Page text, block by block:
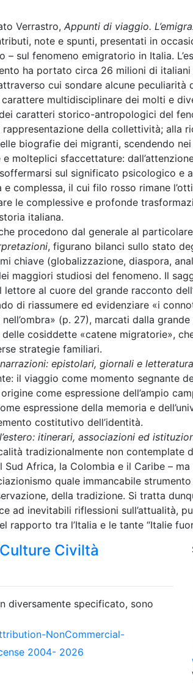
Verrastro, Appunti di viaggio.
note e spunti, presentati in
– sul fenomeno emigratorio in Italia.
ha portato circa 26 milioni di
cui sondare alcune peculiarità
multidisciplinare dei molti e
caratteri storico-antropologici del
della collettività; alla
biografie dei migranti, scendendo
molteplici sfaccettature:
sul significato psicologico e
complessa, il cui filo rosso rimane
le complessive e profonde
italiana.
procedono dal generale al
, figurano bilanci sullo stato
chiave (globalizzazione, diaspora,
maggiori studiosi del fenomeno. Il
al cuore del grande racconto
di riassumere ed evidenziare «i
(p. 27), marcati dalla
cosiddette «catene migratorie»,
strategie familiari.
epistolari, giornali e letteratura
il viaggio come momento segnante
come espressione dell’ampio
espressione della memoria e
costitutivo dell’identità.
itinerari, associazioni ed
tradizionalmente non contemplate
Sud Africa, la Colombia e il Caribe –
quale immancabile
della tradizione. Si tratta
ad inevitabili riflessioni sull’attualità,
tra l’Italia e le tante “Italie fuori
Civiltà
diversamente specificato, sono
NonCommercial-
2004- 2026